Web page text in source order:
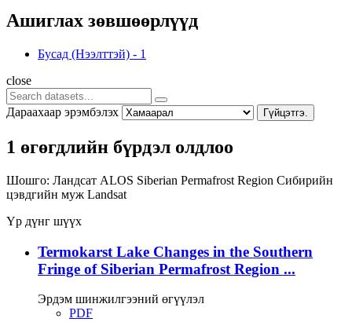
Ашиглах зөвшөөрлүүд
Бусад (Нээлттэй) - 1
close
Дараахаар эрэмбэлэх Гүйцэтгэ.
1 өгөгдлийн бүрдэл олдлоо
Шошго: Ландсат ALOS Siberian Permafrost Region Сибирийн
цэвдгийн муж Landsat
Үр дүнг шүүх
Termokarst Lake Changes in the Southern
Fringe of Siberian Permafrost Region ...
Эрдэм шинжилгээний өгүүлэл
PDF